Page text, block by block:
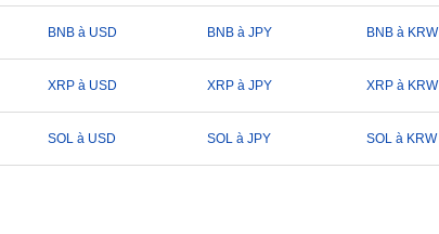
BNB à USD BNB à JPY BNB à KRW
XRP à USD XRP à JPY XRP à KRW
SOL à USD SOL à JPY SOL à KRW